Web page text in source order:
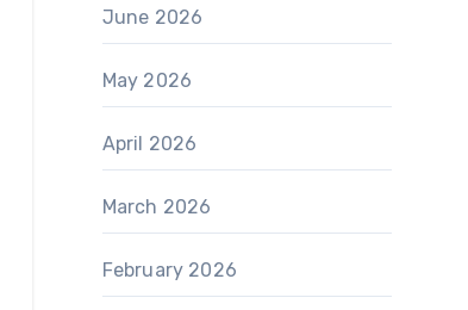
June 2026
May 2026
April 2026
March 2026
February 2026